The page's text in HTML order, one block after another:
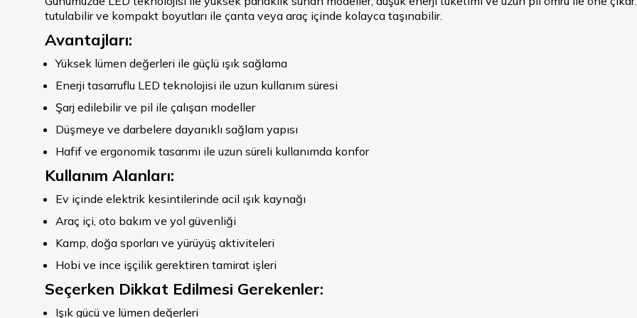
tutulabilir ve kompakt boyutları ile çanta veya araç içinde kolayca taşınabilir.
Avantajları:
Yüksek lümen değerleri ile güçlü ışık sağlama
Enerji tasarruflu LED teknolojisi ile uzun kullanım süresi
Şarj edilebilir ve pil ile çalışan modeller
Düşmeye ve darbelere dayanıklı sağlam yapısı
Hafif ve ergonomik tasarımı ile uzun süreli kullanımda konfor
Kullanım Alanları:
Ev içinde elektrik kesintilerinde acil ışık kaynağı
Araç içi, oto bakım ve yol güvenliği
Kamp, doğa sporları ve yürüyüş aktiviteleri
Hobi ve ince işçilik gerektiren tamirat işleri
Seçerken Dikkat Edilmesi Gerekenler:
Işık gücü ve lümen değerleri